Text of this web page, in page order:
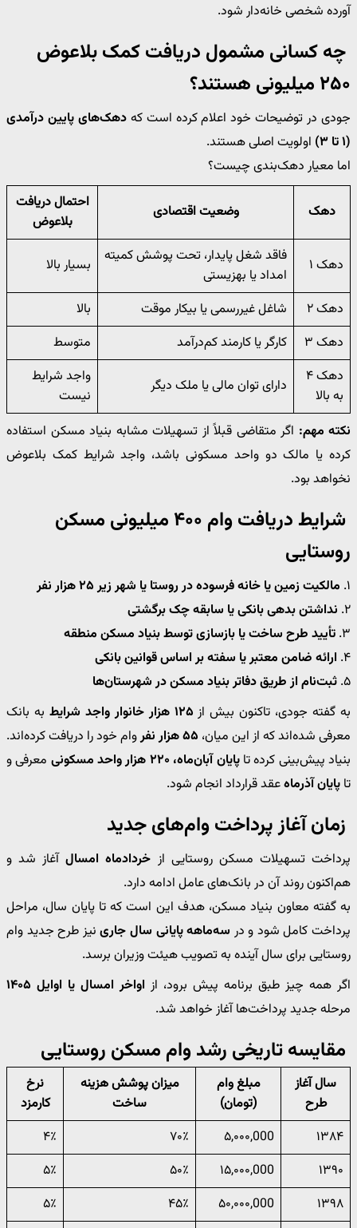
آورده شخصی خانه‌دار شود.
چه کسانی مشمول دریافت کمک بلاعوض
۲۵۰ میلیونی هستند؟
جودی در توضیحات خود اعلام کرده است کهدهک‌های پایین درآمدی
(۱ تا ۳)
اولویت اصلی هستند.
اما معیار دهک‌بندی چیست؟
دهک وضعیت اقتصادی
احتمال دریافت
بلاعوض
دهک ۱
فاقد شغل پایدار، تحت پوشش کمیته
امداد یا بهزیستی
بسیار بالا
دهک ۲ شاغل غیررسمی یا بیکار موقت
بالا
دهک ۳
کارگر یا کارمند کم‌درآمد
متوسط
دهک ۴
به بالا
دارای توان مالی یا ملک دیگر
واجد شرایط
نیست
نکته مهم: اگر متقاضی قبلاً از تسهیلات مشابه بنیاد مسکن استفاده
کرده یا مالک دو واحد مسکونی باشد، واجد شرایط کمک بلاعوض
نخواهد بود.
شرایط دریافت وام ۴۰۰ میلیونی مسکن
روستایی
۱. مالکیت زمین یا خانه فرسوده در روستا یا شهر زیر ۲۵ هزار نفر
۲. نداشتن بدهی بانکی یا سابقه چک برگشتی
۳. تأیید طرح ساخت یا بازسازی توسط بنیاد مسکن منطقه
۴. ارائه ضامن معتبر یا سفته بر اساس قوانین بانکی
۵. ثبت‌نام از طریق دفاتر بنیاد مسکن در شهرستان‌ها
به گفته جودی، تاکنون بیش از ۱۲۵ هزار خانوار واجد شرایط
به بانک
معرفی شده‌اند که از این میان، ۵۵ هزار نفر
وام خود را دریافت کرده‌اند.
بنیاد پیش‌بینی کرده تاپایان آبان‌ماه، ۲۲۰ هزار واحد مسکونی
معرفی و
تا پایان آذرماهعقد قرارداد انجام شود.
زمان آغاز پرداخت وام‌های جدید
پرداخت تسهیلات مسکن روستایی از خردادماه امسالآغاز شد و
هم‌اکنون روند آن در بانک‌های عامل ادامه دارد.
به گفته معاون بنیاد مسکن، هدف این است که تا پایان سال، مراحل
پرداخت کامل شود و در سه‌ماهه پایانی سال جارینیز طرح جدید وام
روستایی برای سال آینده به تصویب هیئت وزیران برسد.
اگر همه چیز طبق برنامه پیش برود، از اواخر امسال یا اوایل ۱۴۰۵
مرحله جدید پرداخت‌ها آغاز خواهد شد.
مقایسه تاریخی رشد وام مسکن روستایی
سال آغاز
طرح
مبلغ وام
(تومان)
میزان پوشش هزینه
ساخت
نرخ
کارمزد
۱۳۸۴
۵,۰۰۰,000 ۷۰٪
۴٪
۱۳۹۰
۱۵,۰۰۰,000 ۵۰٪
۵٪
۱۳۹۸
۵۰,۰۰۰,000 ۴۵٪
۵٪